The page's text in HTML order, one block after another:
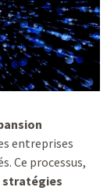
entreprises
Ce processus,
stratégies